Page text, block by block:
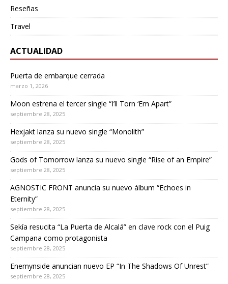
Reseñas
Travel
ACTUALIDAD
Puerta de embarque cerrada
marzo 1, 2026
Moon estrena el tercer single “I’ll Torn ‘Em Apart”
septiembre 28, 2025
Hexjakt lanza su nuevo single “Monolith”
septiembre 28, 2025
Gods of Tomorrow lanza su nuevo single “Rise of an Empire”
septiembre 28, 2025
AGNOSTIC FRONT anuncia su nuevo álbum “Echoes in
Eternity”
septiembre 28, 2025
Sekía resucita “La Puerta de Alcalá” en clave rock con el Puig
Campana como protagonista
septiembre 28, 2025
Enemynside anuncian nuevo EP “In The Shadows Of Unrest”
septiembre 28, 2025